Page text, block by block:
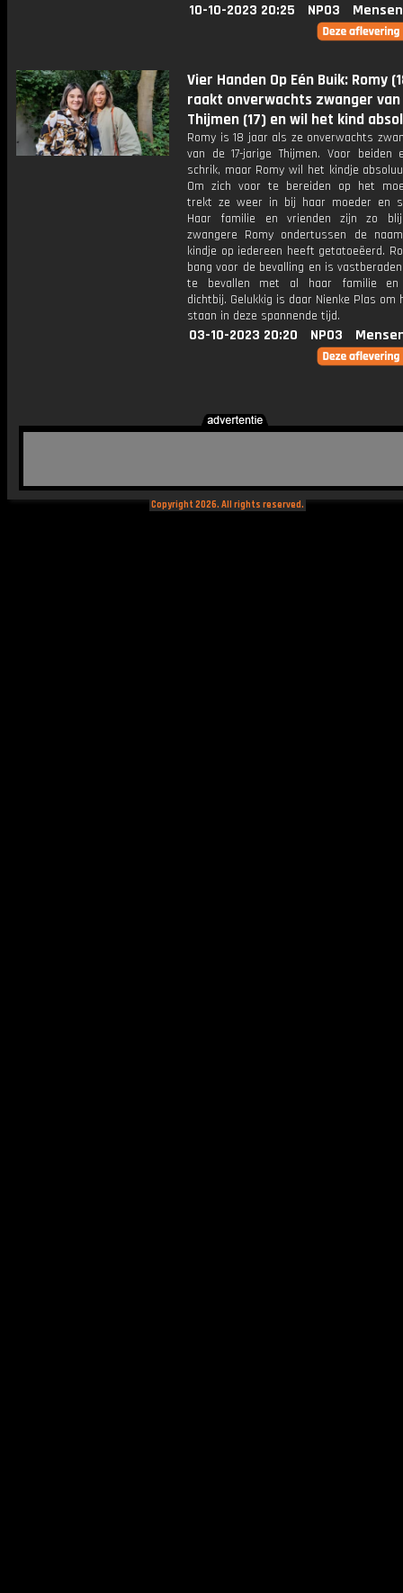
10-10-2023 20:25 NPO3
Vier Handen Op Eén Buik: Romy
raakt onverwachts zwanger van
Thijmen (17) en wil het kind
Romy is 18 jaar als ze onverwachts
van de 17-jarige Thijmen. Voor beiden
schrik, maar Romy wil het kindje
Om zich voor te bereiden op het
trekt ze weer in bij haar moeder en
Haar familie en vrienden zijn zo
zwangere Romy ondertussen de
kindje op iedereen heeft getatoeëerd.
bang voor de bevalling en is
te bevallen met al haar familie en
dichtbij. Gelukkig is daar Nienke Plas om
staan in deze spannende tijd.
03-10-2023 20:20 NPO3
Copyright 2026. All rights reserved.